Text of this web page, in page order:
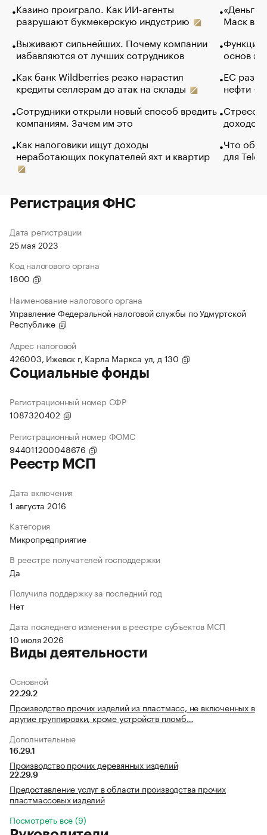
Казино проиграло. Как ИИ-агенты
разрушают букмекерскую индустрию
Выживают сильнейших. Почему компании
избавляются от лучших сотрудников
Как банк Wildberries резко нарастил
кредиты селлерам до атак на склады
Сотрудники открыли новый способ вредить
компаниям. Зачем им это
Как налоговики ищут доходы
неработающих покупателей яхт и квартир
«Деньги
Маск в
Функции
основ
ЕС
нефти —
Стресс
доходов
Что
для
Регистрация ФНС
Дата регистрации
25 мая 2023
Код налогового органа
1800
Наименование налогового органа
Управление Федеральной налоговой службы по Удмуртской
Республике
Адрес налоговой
426003, Ижевск г, Карла Маркса ул, д 130
Социальные фонды
Регистрационный номер СФР
1087320402
Регистрационный номер ФОМС
944011200048676
Реестр МСП
Дата включения
1 августа 2016
Категория
Микропредприятие
В реестре получателей господдержки
Да
Получила поддержку за последний год
Нет
Дата последнего изменения в реестре субъектов МСП
10 июля 2026
Виды деятельности
Основной
22.29.2
Производство прочих изделий из пластмасс, не включенных в
другие группировки, кроме устройств пломб…
Дополнительные
16.29.1
Производство прочих деревянных изделий
22.29.9
Предоставление услуг в области производства прочих
пластмассовых изделий
Посмотреть все (9)